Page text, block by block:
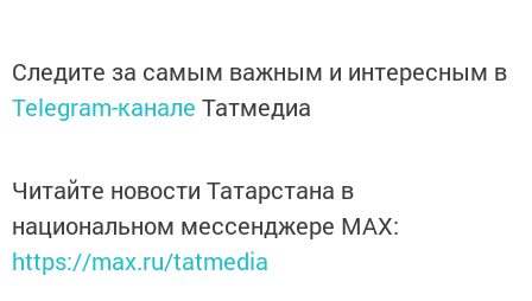
Следите за самым важным и интересным в
Telegram-канале Татмедиа
Читайте новости Татарстана в
национальном мессенджере MАХ:
https://max.ru/tatmedia